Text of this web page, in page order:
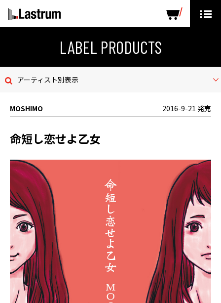
LABEL PRODUCTS
お問い合わせ
デモテープ
プライバシーポリシー
ENGLISH PAGE
LABEL PRODUCTS
アーティスト別表示
MOSHIMO 2016-9-21 発売
命短し恋せよ乙女